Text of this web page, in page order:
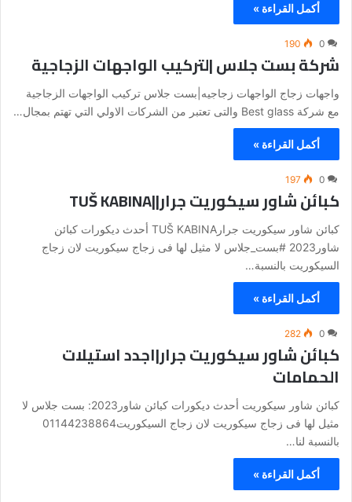
أكمل القراءة »
0
190
شركة بست جلاس |لتركيب الواجهات الزجاجية
واجهات زجاج الواجهات زجاجيه|بست جلاس تركيب الواجهات الزجاجية
مع شركة Best glass والتى تعتبر من الشركات الاولي التي تهتم بمجال…
أكمل القراءة »
0
197
كبائن شاور سيكوريت جرار||TUŠ KABINA
كبائن شاور سيكوريت جرارTUŠ KABINA أحدث ديكورات كبائن
شاور2023 #بست_جلاس لا مثيل لها فى زجاج سيكوريت لان زجاج
السيكوريت بالنسبة…
أكمل القراءة »
0
282
كبائن شاور سيكوريت جرار|اجدد استيلات
الحمامات
كبائن شاور سيكوريت أحدث ديكورات كبائن شاور2023: بست جلاس لا
مثيل لها فى زجاج سيكوريت لان زجاج السيكوريت01144238864
بالنسبة لنا…
أكمل القراءة »